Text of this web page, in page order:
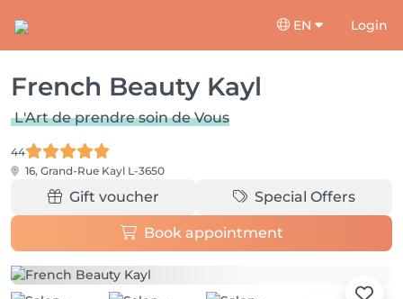
EN Login
French Beauty Kayl
L'Art de prendre soin de Vous
44
16, Grand-Rue Kayl L-3650
Gift voucher Special Offers
Book appointment